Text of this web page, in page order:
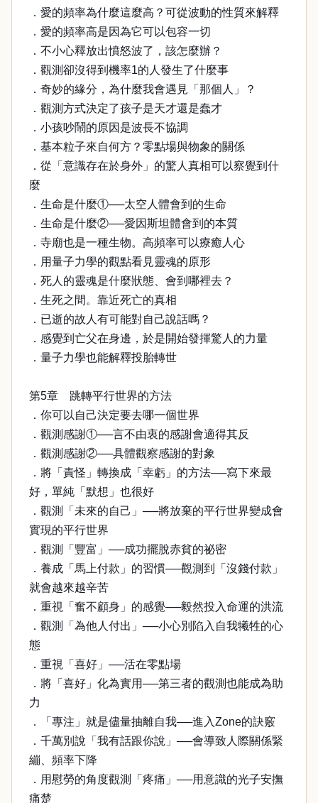
．愛的頻率為什麼這麼高？可從波動的性質來解釋
．愛的頻率高是因為它可以包容一切
．不小心釋放出憤怒波了，該怎麼辦？
．觀測卻沒得到機率1的人發生了什麼事
．奇妙的緣分，為什麼我會遇見「那個人」？
．觀測方式決定了孩子是天才還是蠢才
．小孩吵鬧的原因是波長不協調
．基本粒子來自何方？零點場與物象的關係
．從「意識存在於身外」的驚人真相可以察覺到什
麼
．生命是什麼①──太空人體會到的生命
．生命是什麼②──愛因斯坦體會到的本質
．寺廟也是一種生物。高頻率可以療癒人心
．用量子力學的觀點看見靈魂的原形
．死人的靈魂是什麼狀態、會到哪裡去？
．生死之間。靠近死亡的真相
．已逝的故人有可能對自己說話嗎？
．感覺到亡父在身邊，於是開始發揮驚人的力量
．量子力學也能解釋投胎轉世
第5章 跳轉平行世界的方法
．你可以自己決定要去哪一個世界
．觀測感謝①──言不由衷的感謝會適得其反
．觀測感謝②──具體觀察感謝的對象
．將「責怪」轉換成「幸虧」的方法──寫下來最
好，單純「默想」也很好
．觀測「未來的自己」──將放棄的平行世界變成會
實現的平行世界
．觀測「豐富」──成功擺脫赤貧的祕密
．養成「馬上付款」的習慣──觀測到「沒錢付款」
就會越來越辛苦
．重視「奮不顧身」的感覺──毅然投入命運的洪流
．觀測「為他人付出」──小心別陷入自我犧牲的心
態
．重視「喜好」──活在零點場
．將「喜好」化為實用──第三者的觀測也能成為助
力
．「專注」就是儘量抽離自我──進入Zone的訣竅
．千萬別說「我有話跟你說」──會導致人際關係緊
繃、頻率下降
．用慰勞的角度觀測「疼痛」──用意識的光子安撫
痛楚